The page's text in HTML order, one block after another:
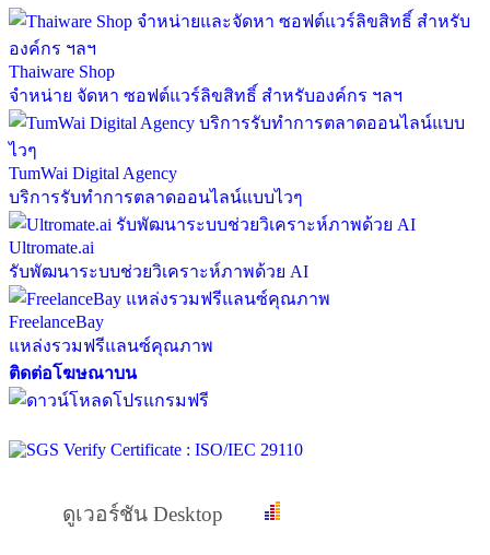
Thaiware Shop
จำหน่าย จัดหา ซอฟต์แวร์ลิขสิทธิ์ สำหรับองค์กร ฯลฯ
TumWai Digital Agency
บริการรับทำการตลาดออนไลน์แบบไวๆ
Ultromate.ai
รับพัฒนาระบบช่วยวิเคราะห์ภาพด้วย AI
FreelanceBay
แหล่งรวมฟรีแลนซ์คุณภาพ
ติดต่อโฆษณาบน
ดูเวอร์ชัน Desktop